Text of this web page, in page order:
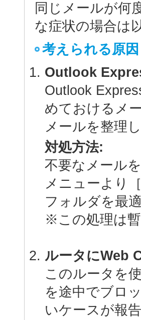
同じメールが何
な症状の場合は
考えられる原因
Outlook
Outlook
めておけるメ
メールを整理
対処方法:
不要なメール
メニューより
フォルダを最
※この処理は
ルータにWeb
このルータを
を途中でブロ
いケースが報